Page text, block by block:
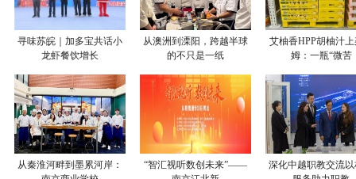
寻味苏皖｜加多宝共话小
龙虾餐饮增长
从澳洲到溧阳，跨越半球
的不只是一纸
艾柚香HPP胡柚汁
姆：一瓶“微苦
从秦淮河畔到墨累河岸：
“智汇视听数创未来”——
深化中越职教交流